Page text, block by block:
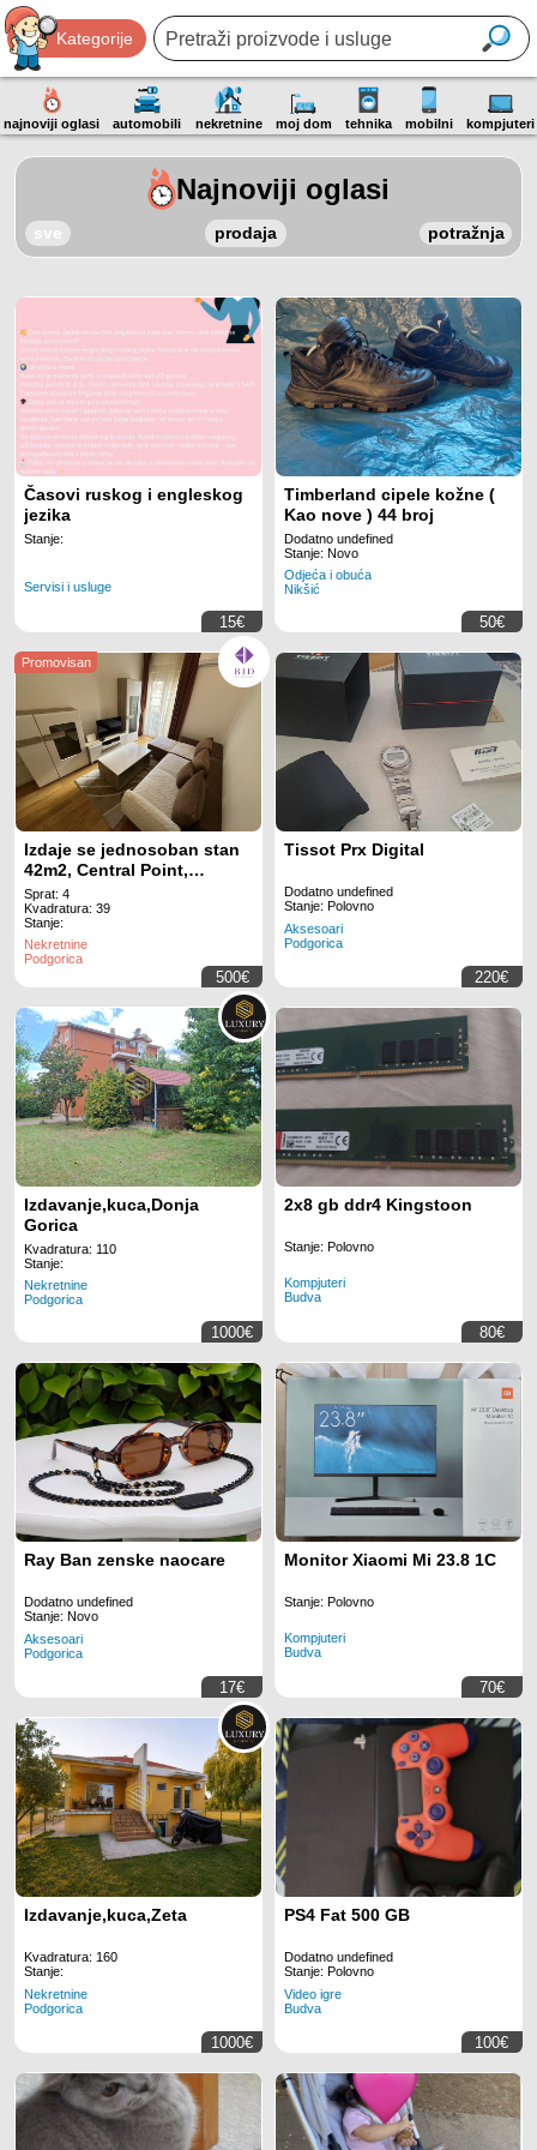
Kategorije
najnoviji oglasi automobili nekretnine moj dom tehnika mobilni kompjuteri
Najnoviji oglasi
sve prodaja potražnja
Časovi ruskog i engleskog
jezika
Stanje:
Servisi i usluge
15€
Timberland cipele kožne (
Kao nove ) 44 broj
Dodatno undefined
Stanje: Novo
Odjeća i obuća
Nikšić
50€
Izdaje se jednosoban stan
42m2, Central Point,
Podgorica
Sprat: 4
Kvadratura: 39
Stanje:
Nekretnine
Podgorica
500€
Tissot Prx Digital
Dodatno undefined
Stanje: Polovno
Aksesoari
Podgorica
220€
Izdavanje,kuca,Donja
Gorica
Kvadratura: 110
Stanje:
Nekretnine
Podgorica
1000€
2x8 gb ddr4 Kingstoon
Stanje: Polovno
Kompjuteri
Budva
80€
Ray Ban zenske naocare
Dodatno undefined
Stanje: Novo
Aksesoari
Podgorica
17€
Monitor Xiaomi Mi 23.8 1C
Stanje: Polovno
Kompjuteri
Budva
70€
Izdavanje,kuca,Zeta
Kvadratura: 160
Stanje:
Nekretnine
Podgorica
1000€
PS4 Fat 500 GB
Dodatno undefined
Stanje: Polovno
Video igre
Budva
100€